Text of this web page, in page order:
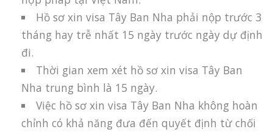
Hồ sơ xin visa Tây Ban Nha phải nộp trước 3
tháng hay trễ nhất 15 ngày trước ngày dự định
đi.
Thời gian xem xét hồ sơ xin visa Tây Ban
Nha trung bình là 15 ngày.
Việc hồ sơ xin visa Tây Ban Nha không hoàn
chỉnh có khả năng đưa đến quyết định từ chối